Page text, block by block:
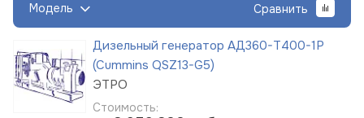
Модель Сравнить
Дизельный генератор АД360-Т400-1Р
(Cummins QSZ13-G5)
ЭТРО
Стоимость: